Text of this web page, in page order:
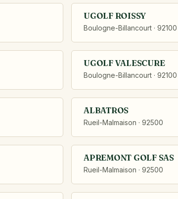
UGOLF ROISSY
Boulogne-Billancourt · 92100
UGOLF VALESCURE
Boulogne-Billancourt · 92100
ALBATROS
Rueil-Malmaison · 92500
APREMONT GOLF SAS
Rueil-Malmaison · 92500